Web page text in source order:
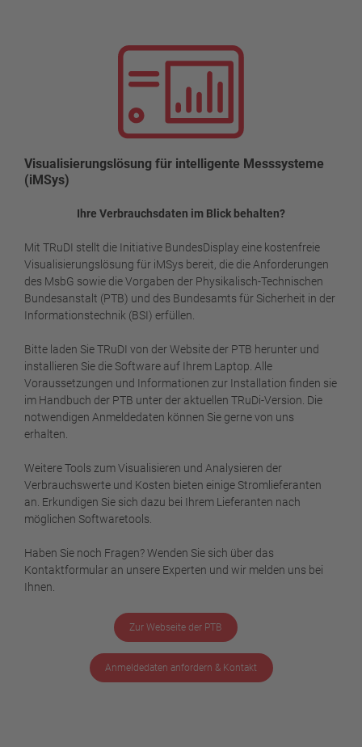
Visualisierungslösung für intelligente Messsysteme
(iMSys)
Ihre Verbrauchsdaten im Blick behalten?
Mit TRuDI stellt die Initiative BundesDisplay eine kostenfreie
Visualisierungslösung für iMSys bereit, die die Anforderungen
des MsbG sowie die Vorgaben der Physikalisch-Technischen
Bundesanstalt (PTB) und des Bundesamts für Sicherheit in der
Informationstechnik (BSI) erfüllen.
Bitte laden Sie TRuDI von der Website der PTB herunter und
installieren Sie die Software auf Ihrem Laptop. Alle
Voraussetzungen und Informationen zur Installation finden sie
im Handbuch der PTB unter der aktuellen TRuDi-Version. Die
notwendigen Anmeldedaten können Sie gerne von uns
erhalten.
Weitere Tools zum Visualisieren und Analysieren der
Verbrauchswerte und Kosten bieten einige Stromlieferanten
an. Erkundigen Sie sich dazu bei Ihrem Lieferanten nach
möglichen Softwaretools.
Haben Sie noch Fragen? Wenden Sie sich über das
Kontaktformular an unsere Experten und wir melden uns bei
Ihnen.
Zur Webseite der PTB
Anmeldedaten anfordern & Kontakt